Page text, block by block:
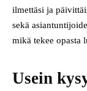
ilmettäsi ja
sekä
mikä tekee opasta
Usein